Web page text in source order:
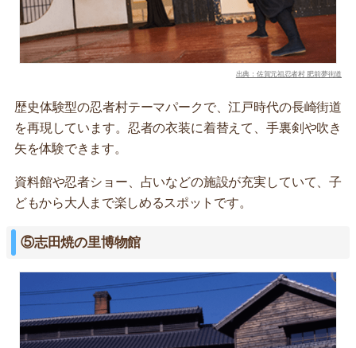
出典：佐賀元祖忍者村 肥前夢街道
歴史体験型の忍者村テーマパークで、江戸時代の長崎街道
を再現しています。忍者の衣装に着替えて、手裏剣や吹き
矢を体験できます。
資料館や忍者ショー、占いなどの施設が充実していて、子
どもから大人まで楽しめるスポットです。
⑤志田焼の里博物館